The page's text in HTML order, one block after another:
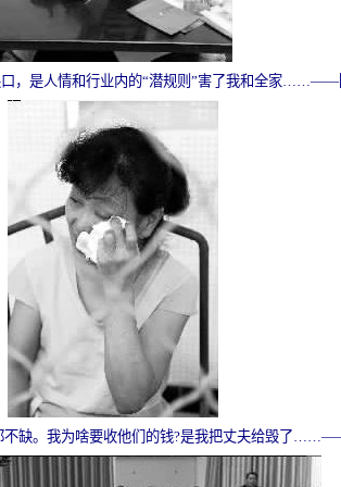
口，是人情和行业内的“潜规则”害了我和全家……——
不缺。我为啥要收他们的钱?是我把丈夫给毁了